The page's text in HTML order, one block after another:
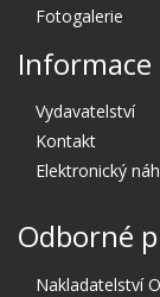
Fotogalerie
Informace
Vydavatelství
Kontakt
Elektronický
Odborné
Nakladatelství